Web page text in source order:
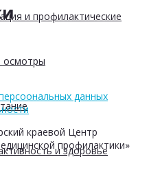
и профилактические
осмотры
и здоровье
данных
краевой Центр
профилактики»